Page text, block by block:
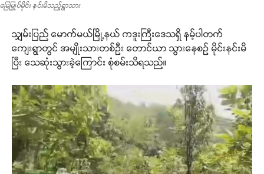
မြေမြှုပ်မိုင်း နင်းမိသည့်ရွာသား
သျှမ်းပြည် မောက်မယ်မြို့နယ် ကဒူးကြီးဒေသရှိ နမ့်ပါတက်
ကျေးရွာတွင် အမျိုးသားတစ်ဦး တောင်ယာ သွားနေစဉ် မိုင်းနင်းမိ
ပြီး သေဆုံးသွားခဲ့ကြောင်း စုံစမ်းသိရသည်။